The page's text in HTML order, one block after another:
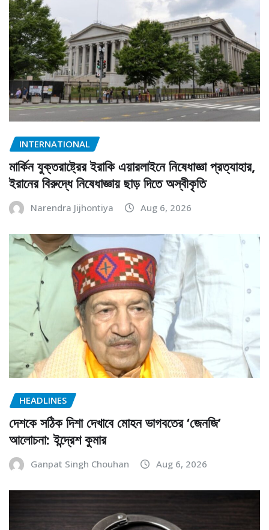
INTERNATIONAL
মার্কিন যুক্তরাষ্ট্রের ইরাকি এয়ারলাইনে নিষেধাজ্ঞা প্রত্যাহার,
ইরানের বিরুদ্ধে নিষেধাজ্ঞায় ছাড় দিতে অস্বীকৃতি
Narendra Jijhontiya Aug 6, 2026
HEADLINES
দেশকে সঠিক দিশা দেখাবে মোহন ভাগবতের ‘জেনজি’
আলোচনা: ইন্দ্রেশ কুমার
Ganpat Singh Chouhan Aug 6, 2026